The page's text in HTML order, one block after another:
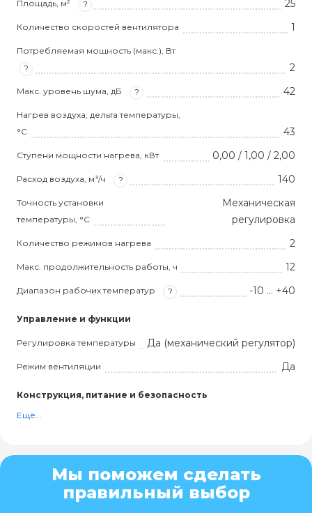
Площадь, м² ? 25
Количество скоростей вентилятора 1
Потребляемая мощность (макс.), Вт
?
2
Макс. уровень шума, дБ ? 42
Нагрев воздуха, дельта температуры,
°С
43
Ступени мощности нагрева, кВт 0,00 / 1,00 / 2,00
Расход воздуха, м³/ч ? 140
Точность установки
температуры, °С
Механическая
регулировка
Количество режимов нагрева 2
Макс. продолжительность работы, ч 12
Диапазон рабочих температур ? -10 ... +40
Управление и функции
Регулировка температуры Да (механический регулятор)
Режим вентиляции Да
Конструкция, питание и безопасность
Ещё...
Мы поможем сделать
правильный выбор